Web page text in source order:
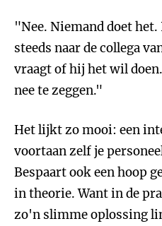
"Nee. Niemand doet
steeds naar de collega
vraagt of hij het wil
nee te zeggen."
Het lijkt zo mooi: een
voortaan zelf je
Bespaart ook een hoop
in theorie. Want in de
zo'n slimme oplossing